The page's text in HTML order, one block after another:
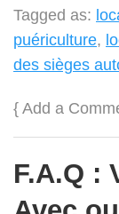
Tagged as:
puériculture,
des sièges
{ Add a
F.A.Q :